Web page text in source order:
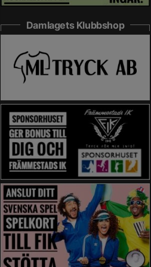
Damlagets Klubbshop